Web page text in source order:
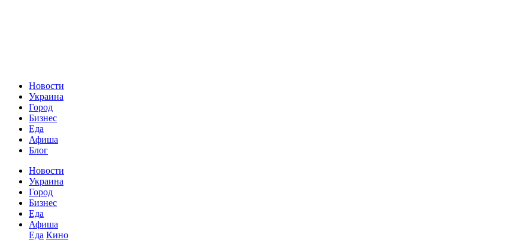
Новости
Украина
Город
Бизнес
Еда
Афиша
Блог
Новости
Украина
Город
Бизнес
Еда
Афиша
Еда Кино